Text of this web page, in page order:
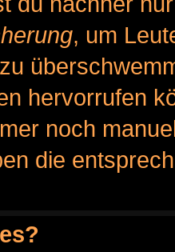
, um
hervorrufen
noch
die